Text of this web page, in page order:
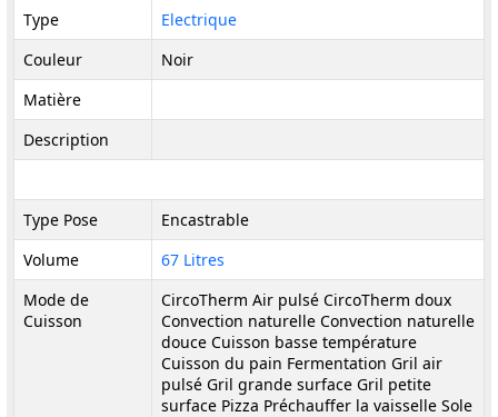
Type
Electrique
Couleur
Noir
Matière
Description
Type Pose
Encastrable
Volume
67 Litres
Mode de
Cuisson
CircoTherm Air pulsé CircoTherm doux
Convection naturelle Convection naturelle
douce Cuisson basse température
Cuisson du pain Fermentation Gril air
pulsé Gril grande surface Gril petite
surface Pizza Préchauffer la vaisselle Sole